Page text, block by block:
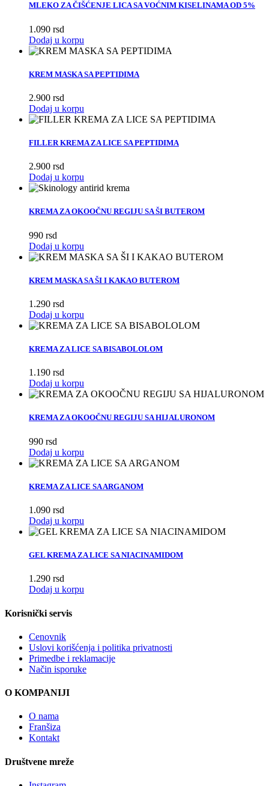
MLEKO ZA ČIŠĆENJE LICA SA VOĆNIM KISELINAMA OD 5%
1.090 rsd
Dodaj u korpu
KREM MASKA SA PEPTIDIMA
2.900 rsd
Dodaj u korpu
FILLER KREMA ZA LICE SA PEPTIDIMA
2.900 rsd
Dodaj u korpu
KREMA ZA OKOOČNU REGIJU SA ŠI BUTEROM
990 rsd
Dodaj u korpu
KREM MASKA SA ŠI I KAKAO BUTEROM
1.290 rsd
Dodaj u korpu
KREMA ZA LICE SA BISABOLOLOM
1.190 rsd
Dodaj u korpu
KREMA ZA OKOOČNU REGIJU SA HIJALURONOM
990 rsd
Dodaj u korpu
KREMA ZA LICE SA ARGANOM
1.090 rsd
Dodaj u korpu
GEL KREMA ZA LICE SA NIACINAMIDOM
1.290 rsd
Dodaj u korpu
Korisnički servis
Cenovnik
Uslovi korišćenja i politika privatnosti
Primedbe i reklamacije
Način isporuke
O KOMPANIJI
O nama
Franšiza
Kontakt
Društvene mreže